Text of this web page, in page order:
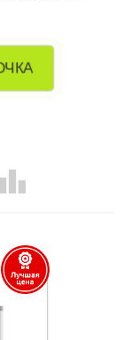
leaderboard